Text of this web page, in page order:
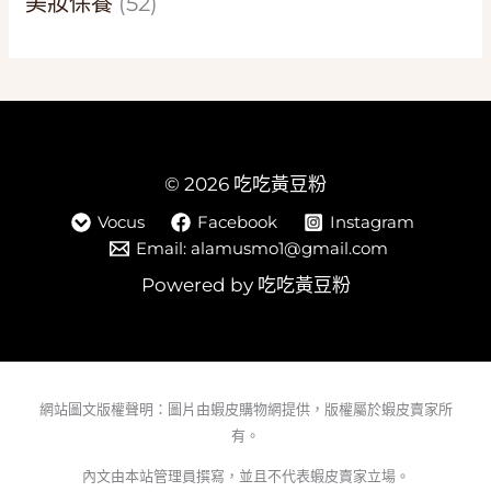
© 2026 吃吃黃豆粉
Vocus Facebook
Instagram
Email: alamusmo1@gmail.com
Powered by 吃吃黃豆粉
網站圖文版權聲明：圖片由蝦皮購物網提供，版權屬於蝦皮賣家所
有。
內文由本站管理員撰寫，並且不代表蝦皮賣家立場。